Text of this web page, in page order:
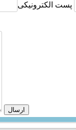
پست الکترونیکی